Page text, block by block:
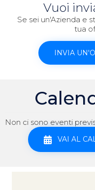
Vuoi
Se sei un'Azienda e
tua
INVIA
Non ci sono eventi
VAI AL